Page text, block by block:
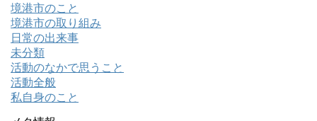
境港市のこと
境港市の取り組み
日常の出来事
未分類
活動のなかで思うこと
活動全般
私自身のこと